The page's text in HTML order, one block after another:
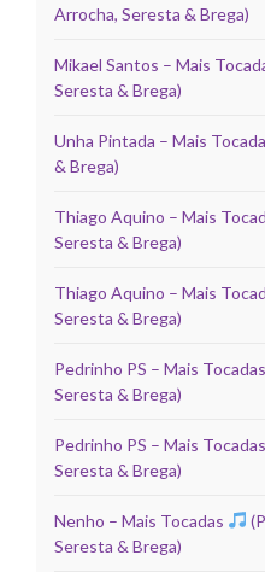
Arrocha, Seresta & Brega)
Mikael Santos – Mais
Seresta & Brega)
Unha Pintada – Mais
& Brega)
Thiago Aquino – Mais
Seresta & Brega)
Thiago Aquino – Mais
Seresta & Brega)
Pedrinho PS – Mais Tocadas
Seresta & Brega)
Pedrinho PS – Mais Tocadas
Seresta & Brega)
Nenho – Mais Tocadas
Seresta & Brega)